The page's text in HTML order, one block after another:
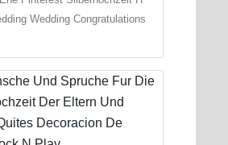
Wedding Congratulations